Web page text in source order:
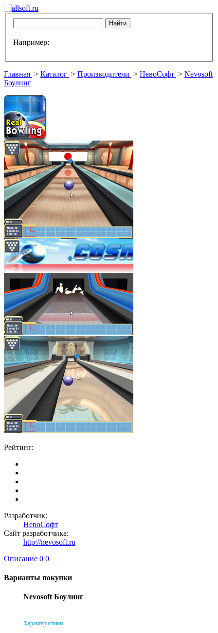
Например:
Главная > Каталог > Производители > НевоСофт > Nevosoft
Боулинг
Рейтинг:
Разработчик:
НевоСофт
Сайт разработчика:
http://nevosoft.ru
Описание 0 0
Варианты покупки
Nevosoft Боулинг
Характеристики